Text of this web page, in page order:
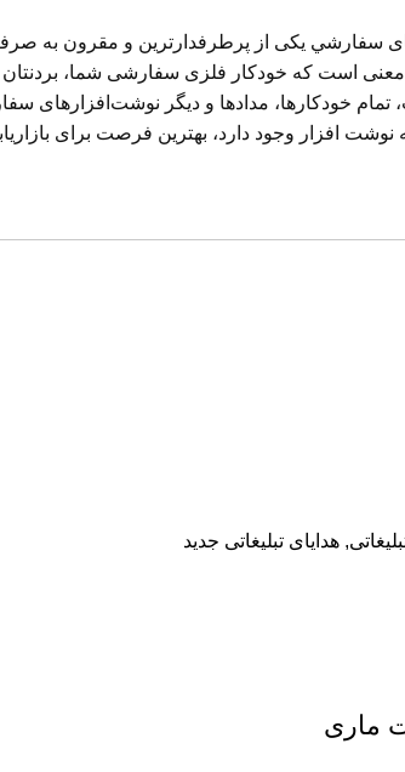
تمام خودکارها، مدادها و دیگر نوشت‌افزارهای
نوشت افزار وجود دارد، بهترین فرصت برای
, هدایای تبلیغاتی جدید
ماری